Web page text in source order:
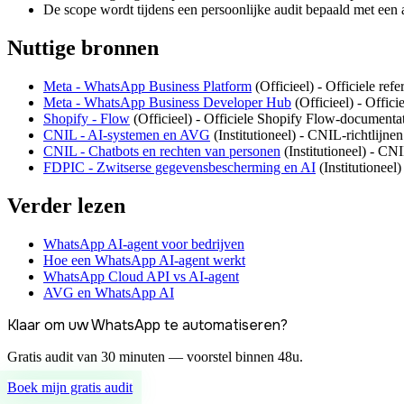
De scope wordt tijdens een persoonlijke audit bepaald met een
Nuttige bronnen
Meta - WhatsApp Business Platform (Officieel) - Officiele
Meta - WhatsApp Business Developer Hub (Officieel) -
Shopify - Flow (Officieel) - Officiele Shopify Flow-
CNIL - AI-systemen en AVG (Institutioneel) - CNIL-richtlijnen
CNIL - Chatbots en rechten van personen (Institutioneel) -
FDPIC - Zwitserse gegevensbescherming en AI (Institutioneel
Verder lezen
WhatsApp AI-agent voor bedrijven
Hoe een WhatsApp AI-agent werkt
WhatsApp Cloud API vs AI-agent
AVG en WhatsApp AI
Klaar om uw WhatsApp te automatiseren?
Gratis audit van 30 minuten — voorstel binnen 48u.
Boek mijn gratis audit